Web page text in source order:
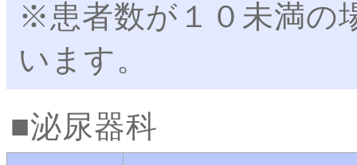
※患者数が１０未満の
います。
泌尿器科